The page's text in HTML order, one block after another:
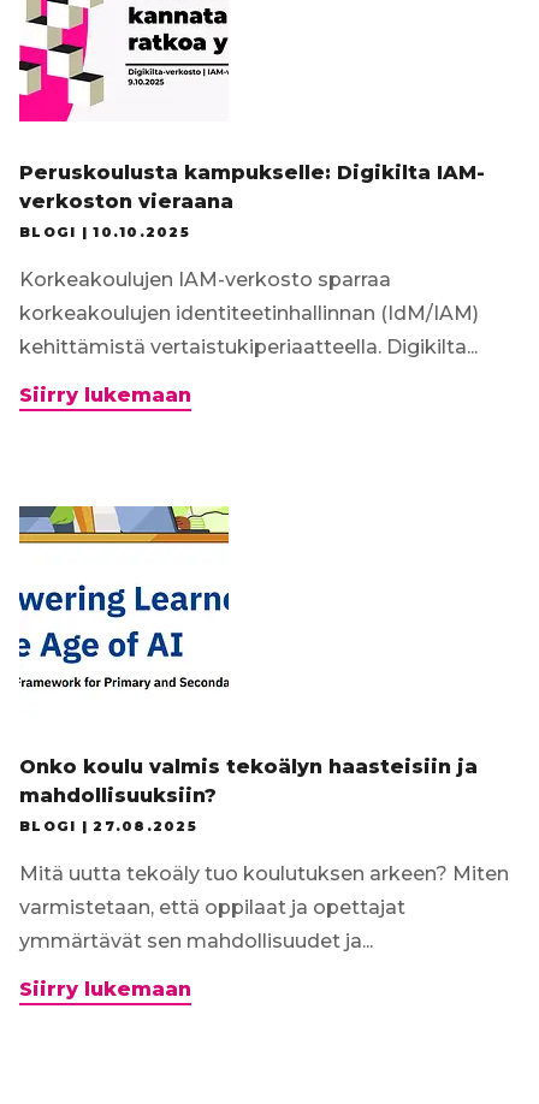
Peruskoulusta kampukselle: Digikilta IAM-
verkoston vieraana
BLOGI |10.10.2025
Korkeakoulujen IAM-verkosto sparraa
korkeakoulujen identiteetinhallinnan (IdM/IAM)
kehittämistä vertaistukiperiaatteella. Digikilta...
Siirry lukemaan
verkoston
vieraana
Onko koulu valmis tekoälyn haasteisiin ja
mahdollisuuksiin?
BLOGI |27.08.2025
Mitä uutta tekoäly tuo koulutuksen arkeen? Miten
varmistetaan, että oppilaat ja opettajat
ymmärtävät sen mahdollisuudet ja...
Siirry lukemaan